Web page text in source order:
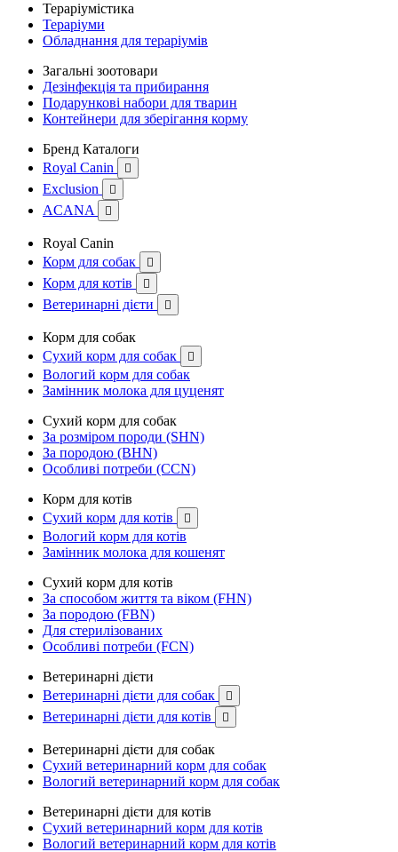
Тераріумістика
Тераріуми
Обладнання для тераріумів
Загальні зоотовари
Дезінфекція та прибирання
Подарункові набори для тварин
Контейнери для зберігання корму
Бренд Каталоги
Royal Canin

Exclusion 
ACANA 
Royal Canin
Корм для собак

Корм для котів 
Ветеринарні дієти 
Корм для собак
Сухий корм для собак

Вологий корм для собак
Замінник молока для цуценят
Сухий корм для собак
За розміром породи (SHN)
За породою (BHN)
Особливі потреби (CCN)
Корм для котів
Сухий корм для котів

Вологий корм для котів
Замінник молока для кошенят
Сухий корм для котів
За способом життя та віком (FHN)
За породою (FBN)
Для стерилізованих
Особливі потреби (FCN)
Ветеринарні дієти
Ветеринарні дієти для собак

Ветеринарні дієти для котів 
Ветеринарні дієти для собак
Сухий ветеринарний корм для собак
Вологий ветеринарний корм для собак
Ветеринарні дієти для котів
Сухий ветеринарний корм для котів
Вологий ветеринарний корм для котів